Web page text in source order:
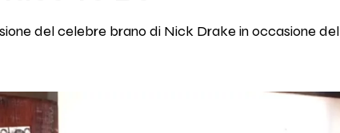
del celebre brano di Nick Drake in occasione del